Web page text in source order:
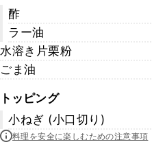
酢
ラー油
水溶き片栗粉
ごま油
トッピング
小ねぎ (小口切り)
料理を安全に楽しむための注意事項